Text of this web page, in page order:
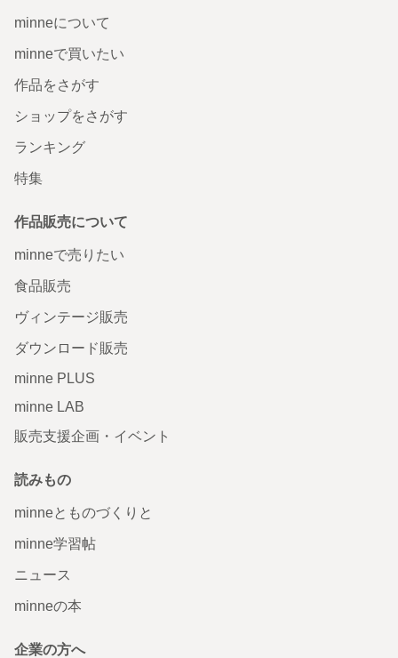
minneについて
minneで買いたい
作品をさがす
ショップをさがす
ランキング
特集
作品販売について
minneで売りたい
食品販売
ヴィンテージ販売
ダウンロード販売
minne PLUS
minne LAB
販売支援企画・イベント
読みもの
minneとものづくりと
minne学習帖
ニュース
minneの本
企業の方へ